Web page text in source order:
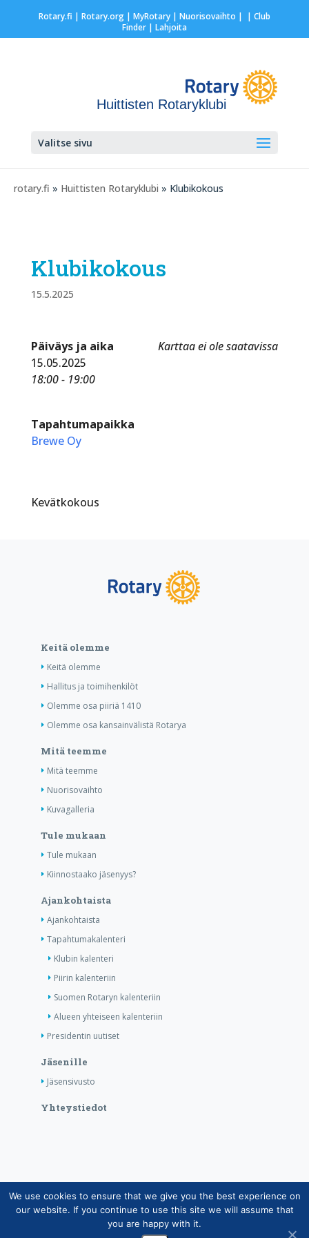
Rotary.fi | Rotary.org| MyRotary | Nuorisovaihto | | Club
Finder| Lahjoita
Huittisten Rotaryklubi
Valitse sivu
rotary.fi » Huittisten Rotaryklubi » Klubikokous
Klubikokous
15.5.2025
Karttaa ei ole saatavissa
Päiväys ja aika
15.05.2025
18:00 - 19:00
Tapahtumapaikka
Brewe Oy
Kevätkokous
Keitä olemme
Keitä olemme
Hallitus ja toimihenkilöt
Olemme osa piiriä 1410
Olemme osa kansainvälistä Rotarya
Mitä teemme
Mitä teemme
Nuorisovaihto
Kuvagalleria
Tule mukaan
Tule mukaan
Kiinnostaako jäsenyys?
Ajankohtaista
Ajankohtaista
Tapahtumakalenteri
Klubin kalenteri
Piirin kalenteriin
Suomen Rotaryn kalenteriin
Alueen yhteiseen kalenteriin
Presidentin uutiset
Jäsenille
Jäsensivusto
Yhteystiedot
Copyright © Suomen Rotarypalvelu ry 2026 |
Jäsentietojärjestelmän tietosuojaseloste|Henkilötietojen
käsittely Rotarytoiminnassa
We use cookies to ensure that we give you the best experience on
our website. If you continue to use this site we will assume that
you are happy with it.